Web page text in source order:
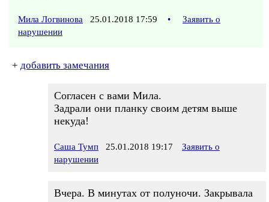
Мила Логвинова 25.01.2018 17:59 •
Заявить о
нарушении
+ добавить замечания
Согласен с вами Мила.
Задрали они планку своим детям выше
некуда!
Саша Тумп 25.01.2018 19:17
Заявить о
нарушении
Вчера. В минутах от полуночи. Закрывала